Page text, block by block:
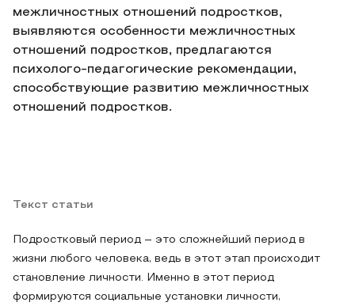
межличностных отношений подростков,
выявляются особенности межличностных
отношений подростков, предлагаются
психолого-педагогические рекомендации,
способствующие развитию межличностных
отношений подростков.
Текст статьи
Подростковый период – это сложнейший период в
жизни любого человека, ведь в этот этап происходит
становление личности. Именно в этот период
формируются социальные установки личности,